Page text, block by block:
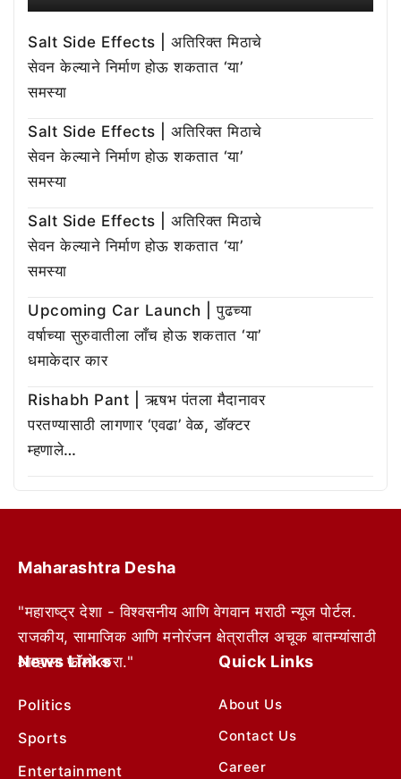
Salt Side Effects | अतिरिक्त मिठाचे
सेवन केल्याने निर्माण होऊ शकतात ‘या’
समस्या
Salt Side Effects | अतिरिक्त मिठाचे
सेवन केल्याने निर्माण होऊ शकतात ‘या’
समस्या
Salt Side Effects | अतिरिक्त मिठाचे
सेवन केल्याने निर्माण होऊ शकतात ‘या’
समस्या
Upcoming Car Launch | पुढच्या
वर्षाच्या सुरुवातीला लाँच होऊ शकतात ‘या’
धमाकेदार कार
Rishabh Pant | ऋषभ पंतला मैदानावर
परतण्यासाठी लागणार ‘एवढा’ वेळ, डॉक्टर
म्हणाले…
Maharashtra Desha
"महाराष्ट्र देशा - विश्वसनीय आणि वेगवान मराठी न्यूज पोर्टल.
राजकीय, सामाजिक आणि मनोरंजन क्षेत्रातील अचूक बातम्यांसाठी
आम्हाला फॉलो करा."
News Links
Politics
Sports
Entertainment
Quick Links
About Us
Contact Us
Career